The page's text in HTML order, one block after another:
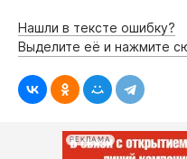
Нашли в тексте ошибку?
Выделите её и нажмите
РЕКЛАМА